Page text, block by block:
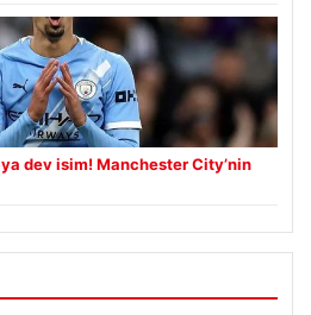
dev isim! Manchester City’nin